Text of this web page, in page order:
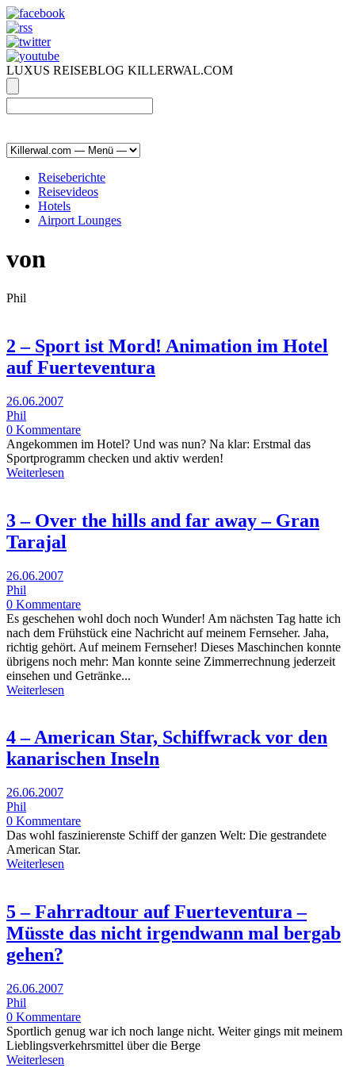
LUXUS REISEBLOG KILLERWAL.COM
Reiseberichte
Reisevideos
Hotels
Airport Lounges
von
Phil
2 – Sport ist Mord! Animation im Hotel
auf Fuerteventura
26.06.2007
Phil
0 Kommentare
Angekommen im Hotel? Und was nun? Na klar: Erstmal das
Sportprogramm checken und aktiv werden!
Weiterlesen
3 – Over the hills and far away – Gran
Tarajal
26.06.2007
Phil
0 Kommentare
Es geschehen wohl doch noch Wunder! Am nächsten Tag hatte ich
nach dem Frühstück eine Nachricht auf meinem Fernseher. Jaha,
richtig gehört. Auf meinem Fernseher! Dieses Maschinchen konnte
übrigens noch mehr: Man konnte seine Zimmerrechnung jederzeit
einsehen und Getränke...
Weiterlesen
4 – American Star, Schiffwrack vor den
kanarischen Inseln
26.06.2007
Phil
0 Kommentare
Das wohl faszinierenste Schiff der ganzen Welt: Die gestrandete
American Star.
Weiterlesen
5 – Fahrradtour auf Fuerteventura –
Müsste das nicht irgendwann mal bergab
gehen?
26.06.2007
Phil
0 Kommentare
Sportlich genug war ich noch lange nicht. Weiter gings mit meinem
Lieblingsverkehrsmittel über die Berge
Weiterlesen